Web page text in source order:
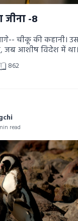
जीना -8
चीकू की कहानी।
जब आशीष विदेश में
862
read